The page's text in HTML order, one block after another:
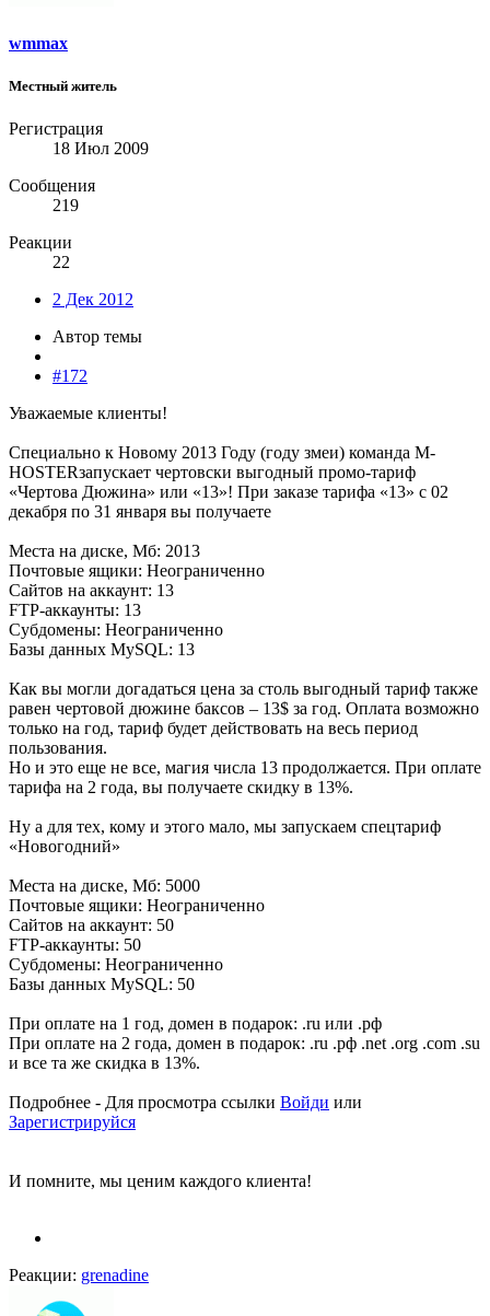
wmmax
Местный житель
Регистрация
18 Июл 2009
Сообщения
219
Реакции
22
2 Дек 2012
Автор темы
#172
Уважаемые клиенты!
Специально к Новому 2013 Году (году змеи) команда M-
HOSTERзапускает чертовски выгодный промо-тариф
«Чертова Дюжина» или «13»! При заказе тарифа «13» с 02
декабря по 31 января вы получаете
Места на диске, Мб: 2013
Почтовые ящики: Неограниченно
Сайтов на аккаунт: 13
FTP-аккаунты: 13
Субдомены: Неограниченно
Базы данных MySQL: 13
Как вы могли догадаться цена за столь выгодный тариф также
равен чертовой дюжине баксов – 13$ за год. Оплата возможно
только на год, тариф будет действовать на весь период
пользования.
Но и это еще не все, магия числа 13 продолжается. При оплате
тарифа на 2 года, вы получаете скидку в 13%.
Ну а для тех, кому и этого мало, мы запускаем спецтариф
«Новогодний»
Места на диске, Мб: 5000
Почтовые ящики: Неограниченно
Сайтов на аккаунт: 50
FTP-аккаунты: 50
Субдомены: Неограниченно
Базы данных MySQL: 50
При оплате на 1 год, домен в подарок: .ru или .рф
При оплате на 2 года, домен в подарок: .ru .рф .net .org .com .su
и все та же скидка в 13%.
Подробнее - Для просмотра ссылки Войди или
Зарегистрируйся
И помните, мы ценим каждого клиента!
Реакции: grenadine